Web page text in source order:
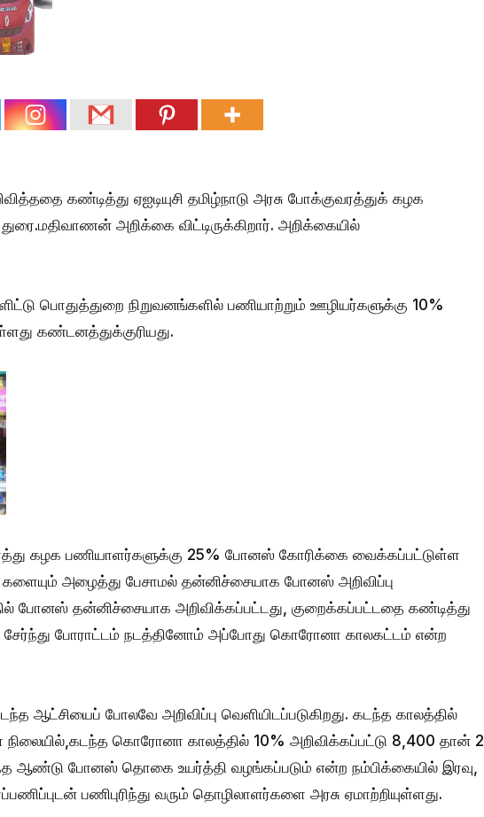
கண்டித்து ஏஐடியுசி தமிழ்நாடு அரசு போக்குவரத்துக் கழக
அறிக்கை விட்டிருக்கிறார். அறிக்கையில்
பொதுத்துறை நிறுவனங்களில் பணியாற்றும் ஊழியர்களுக்கு 10%
கண்டனத்துக்குரியது.
கழக பணியாளர்களுக்கு 25% போனஸ் கோரிக்கை வைக்கப்பட்டுள்ள
அழைத்து பேசாமல் தன்னிச்சையாக போனஸ் அறிவிப்பு
போனஸ் தன்னிச்சையாக அறிவிக்கப்பட்டது, குறைக்கப்பட்டதை கண்டித்து
போராட்டம் நடத்தினோம் அப்போது கொரோனா காலகட்டம் என்ற
ஆட்சியைப் போலவே அறிவிப்பு வெளியிடப்படுகிறது. கடந்த காலத்தில்
நிலையில்,கடந்த கொரோனா காலத்தில் 10% அறிவிக்கப்பட்டு 8,400 தான் 2
ஆண்டு போனஸ் தொகை உயர்த்தி வழங்கப்படும் என்ற நம்பிக்கையில் இரவு,
பணிபுரிந்து வரும் தொழிலாளர்களை அரசு ஏமாற்றியுள்ளது.